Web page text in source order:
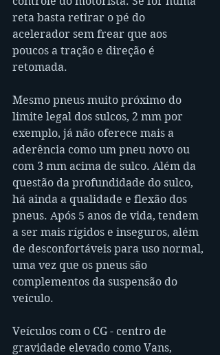
reta basta retirar o pé do
acelerador sem frear que aos
poucos a tração e direção é
retomada.
Mesmo pneus muito próximo do
limite legal dos sulcos, 2 mm por
exemplo, já não oferece mais a
aderência como um pneu novo ou
com 3 mm acima de sulco. Além da
questão da profundidade do sulco,
há ainda a qualidade e flexão dos
pneus. Após 5 anos de vida, tendem
a ser mais rígidos e inseguros, além
de desconfortáveis para uso normal,
uma vez que os pneus são
complementos da suspensão do
veículo.
Veículos com o CG - centro de
gravidade elevado como Vans,